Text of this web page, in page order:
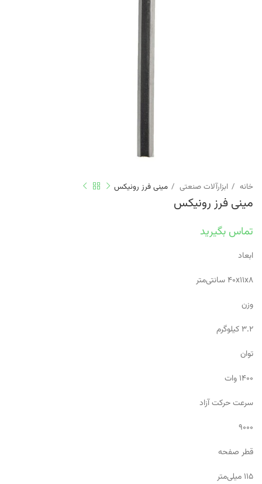
خانه ابزارآلات صنعتی مینی فرز رونیکس
مینی فرز رونیکس
تماس بگیرید
ابعاد
۴۰x۱۱x۸ سانتی‌متر
وزن
۳.۲ کیلوگرم
توان
۱۴۰۰ وات
سرعت حرکت آزاد
۹۰۰۰
قطر صفحه
۱۱۵ میلی‌متر